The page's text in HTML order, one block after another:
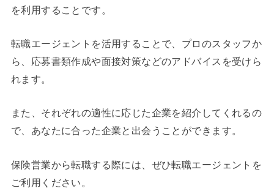
を利用することです。
転職エージェントを活用することで、プロのスタッフか
ら、応募書類作成や面接対策などのアドバイスを受けら
れます。
また、それぞれの適性に応じた企業を紹介してくれるの
で、あなたに合った企業と出会うことができます。
保険営業から転職する際には、ぜひ転職エージェントを
ご利用ください。